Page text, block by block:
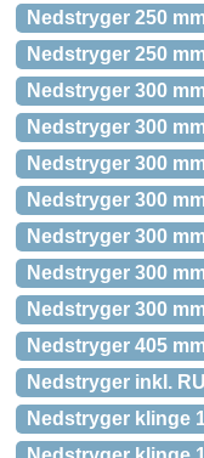
Nedstryger 250
Nedstryger 250
Nedstryger 300
Nedstryger 300
Nedstryger 300
Nedstryger 300
Nedstryger 300
Nedstryger 300
Nedstryger 300
Nedstryger 405
Nedstryger inkl.
Nedstryger klinge